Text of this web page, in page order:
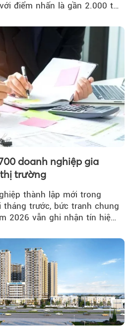
điểm nhấn là gần 2.000 tỷ
doanh nghiệp gia
trường
thành lập mới trong
trước, bức tranh chung
2026 vẫn ghi nhận tín hiệu